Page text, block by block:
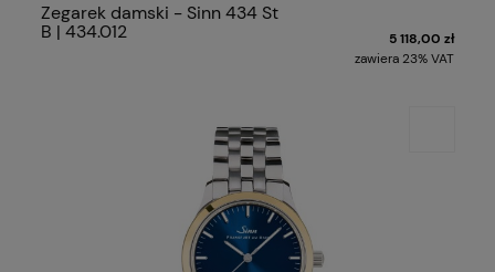
Zegarek damski - Sinn 434 St
B | 434.012
5 118,00 zł
zawiera 23% VAT